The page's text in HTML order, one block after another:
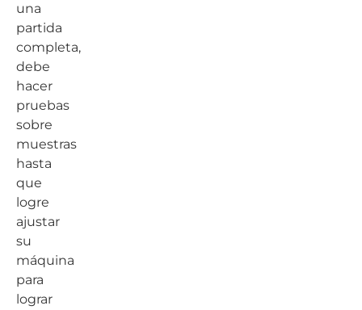
una
partida
completa,
debe
hacer
pruebas
sobre
muestras
hasta
que
logre
ajustar
su
máquina
para
lograr